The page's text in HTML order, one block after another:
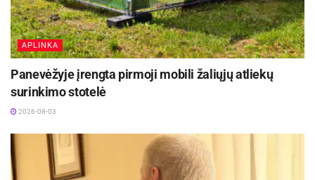
APLINKA
Panevėžyje įrengta pirmoji mobili žaliųjų atliekų
surinkimo stotelė
2026-08-03